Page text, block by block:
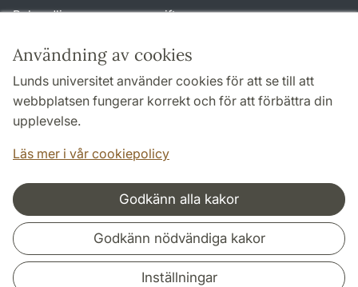
Användning av cookies
Lunds universitet använder cookies för att se till att
webbplatsen fungerar korrekt och för att förbättra din
upplevelse.
Läs mer i vår cookiepolicy
Godkänn alla kakor
Godkänn nödvändiga kakor
Inställningar
Behandling av personuppgifter
TYPO3-login
Följ oss i sociala medier
Samarbeten och nätverk